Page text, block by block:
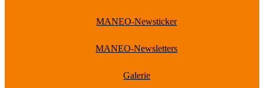
MANEO-Newsticker
MANEO-Newsletters
Galerie